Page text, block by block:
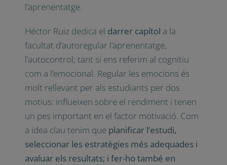
l’aprenentatge.
Héctor Ruiz dedica el darrer capítol a la
facultat d’autoregular l’aprenentatge,
l’autocontrol; tant si ens referim al cognitiu
com a l’emocional. Regular les emocions és
molt rellevant per als estudiants per dos
motius: influeixen sobre el rendiment i tenen
un pes important en el factor motivació. Com
a idea clau tenim que planificar l’estudi,
seleccionar les estratègies més adequades i
avaluar els resultats; i fer-ho també en